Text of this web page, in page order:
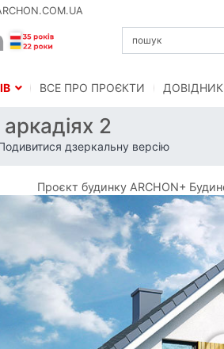
BСЕ ПРО ПРОЄКТИ ДОВІДНИК
2
дзеркальну версію
Проєкт будинку ARCHON+